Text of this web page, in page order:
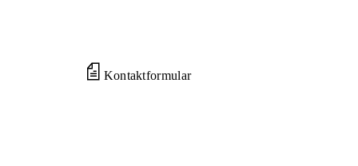
Kontaktformular